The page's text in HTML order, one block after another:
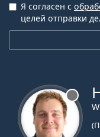
Я согласен с
целей отправки